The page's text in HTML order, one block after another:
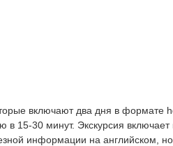
включают два дня в формате
в 15-30 минут. Экскурсия включает
информации на английском, но